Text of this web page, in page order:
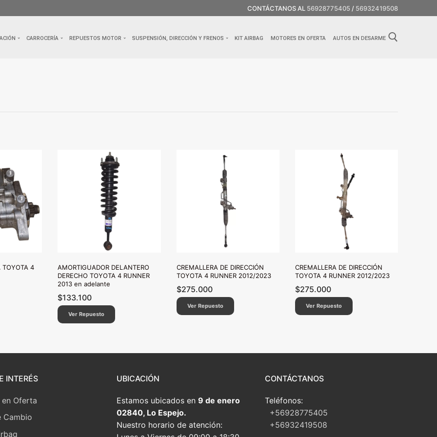
CONTÁCTANOS AL 56928775405 / 56932419508
CARROCERÍA REPUESTOS MOTOR SUSPENSIÓN, DIRECCIÓN Y FRENOS KIT AIRBAG MOTORES EN OFERTA AUTOS EN DESARME
TOYOTA 4
AMORTIGUADOR DELANTERO
DERECHO TOYOTA 4 RUNNER
2013 en adelante
$133.100
Ver Repuesto
CREMALLERA DE DIRECCIÓN
TOYOTA 4 RUNNER 2012/2023
$275.000
Ver Repuesto
CREMALLERA DE DIRECCIÓN
TOYOTA 4 RUNNER 2012/2023
$275.000
Ver Repuesto
INTERÉS
Oferta
Cambio
UBICACIÓN
Estamos ubicados en 9 de enero
02840, Lo Espejo.
Nuestro horario de atención:
CONTÁCTANOS
Teléfonos:
+56928775405
+56932419508